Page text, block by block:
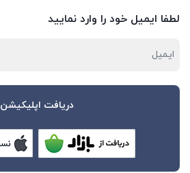
لطفا ایمیل خود را وارد نمایید
دریافت اپلیکیشن